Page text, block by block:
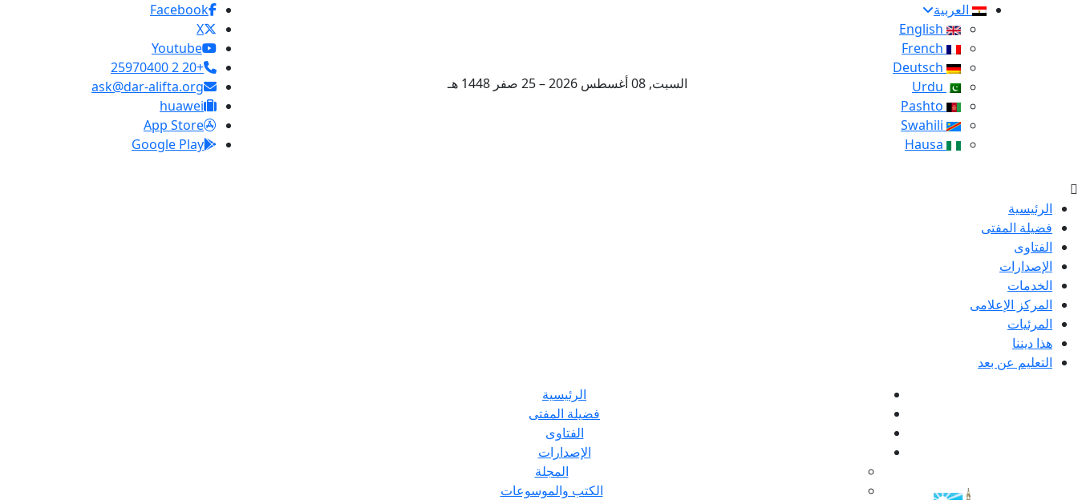
العربية
السبت, 08 أغسطس 2026 – 25 صفر 1448 هـ
Facebook
X
Youtube
+20 2 25970400
ask@dar-alifta.org
huawei
App Store
Google Play
الرئيسية
فضيلة المفتى
الفتاوى
الإصدارات
الخدمات
المركز الإعلامى
المرئيات
هذا ديننا
التعليم عن بعد
الرئيسية
فضيلة المفتى
الفتاوى
الإصدارات
المجلة
الكتب والموسوعات